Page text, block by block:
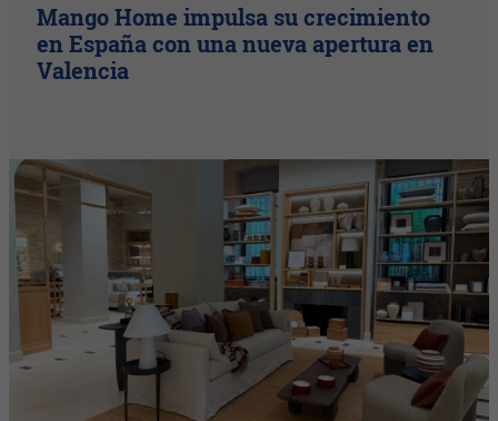
Mango Home impulsa su crecimiento
en España con una nueva apertura en
Valencia